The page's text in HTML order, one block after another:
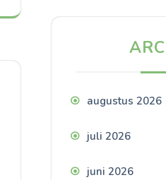
augustus 2026
juli 2026
juni 2026